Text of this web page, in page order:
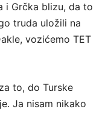
i Grčka blizu, da to
truda uložili na
vozićemo TET
to, do Turske
Ja nisam nikako